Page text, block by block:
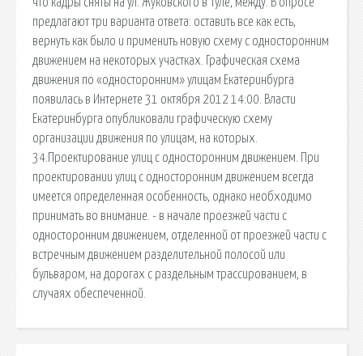
предлагают три варианта ответа: оставить все как есть,
вернуть как было и применить новую схему с односторонним
движением на некоторых участках. Графическая схема
движения по «односторонним» улицам Екатеринбурга
появилась в Интернете 31 октября 2012 14:00. Власти
Екатеринбурга опубликовали графическую схему
организации движения по улицам, на которых.
34.Проектирование улиц с односторонним движением. При
проектировании улиц с односторонним движением всегда
имеется определенная особенность, однако необходимо
принимать во внимание. - в начале проезжей части с
односторонним движением, отделенной от проезжей части с
встречным движением разделительной полосой или
бульваром, на дорогах с раздельным трассированием, в
случаях обеспеченной.